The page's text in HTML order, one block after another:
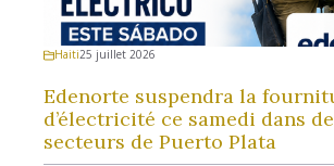
Haiti25 juillet 2026
Edenorte suspendra la
d’électricité ce samedi dans
secteurs de Puerto Plata